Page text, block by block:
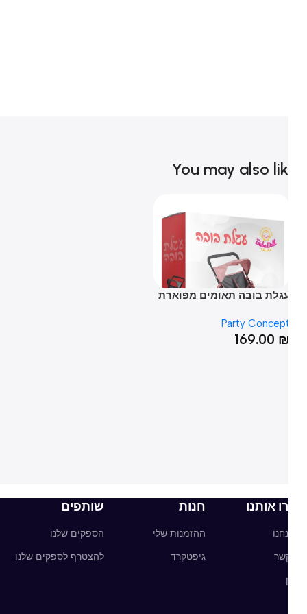
You may also
בובה תאומים מפוארת
Party
169.00
אותנו חנות
ההזמנות שלי
גיפטקרד
שותפים
הספקים שלנו
להצטרף לספקים שלנו